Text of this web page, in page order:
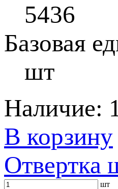
5436
Базовая
шт
Наличие:
В корзину
Отвертка
шт